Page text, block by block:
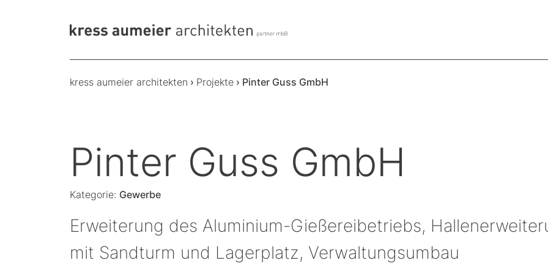
kress aumeier architekten › Projekte › Pinter Guss GmbH
Pinter Guss GmbH
Kategorie: Gewerbe
Erweiterung des Aluminium-Gießereibetriebs,
mit Sandturm und Lagerplatz, Verwaltungsumbau